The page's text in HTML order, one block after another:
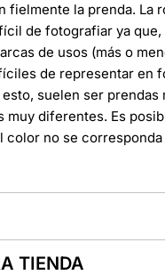
fielmente la prenda. La
de fotografiar ya que,
de usos (más o
de representar en
suelen ser prendas
muy diferentes. Es
color no se corresponda
TIENDA